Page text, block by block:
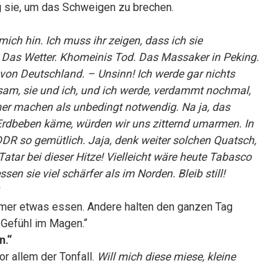
um das Schweigen zu brechen.
hin. Ich muss ihr zeigen, dass ich sie
Wetter. Khomeinis Tod. Das Massaker in Peking.
Deutschland. – Unsinn! Ich werde gar nichts
sie und ich, und ich werde, verdammt nochmal,
machen als unbedingt notwendig. Na ja, das
käme, würden wir uns zitternd umarmen. In
so gemütlich. Jaja, denk weiter solchen Quatsch,
bei dieser Hitze! Vielleicht wäre heute Tabasco
sie viel schärfer als im Norden. Bleib still!
etwas essen. Andere halten den ganzen Tag
im Magen.“
allem der Tonfall. Will mich diese miese, kleine